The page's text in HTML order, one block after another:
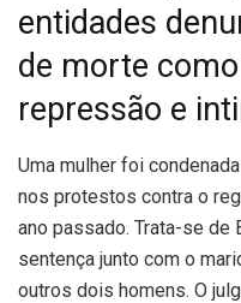
entidades
de morte
repressão e
Uma mulher foi
nos protestos contra o
ano passado. Trata-se de
sentença junto com o
outros dois homens. O